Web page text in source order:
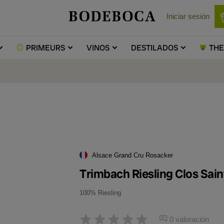
Iniciar sesión
PRIMEURS VINOS DESTILADOS THE
Alsace Grand Cru Rosacker
Trimbach Riesling Clos
100% Riesling
0 valoración